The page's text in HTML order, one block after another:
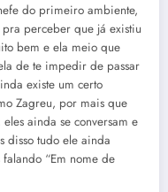
do primeiro ambiente,
perceber que já existiu
bem e ela meio que
de te impedir de passar
existe um certo
Zagreu, por mais que
ainda se conversam e
disso tudo ele ainda
“Em nome de